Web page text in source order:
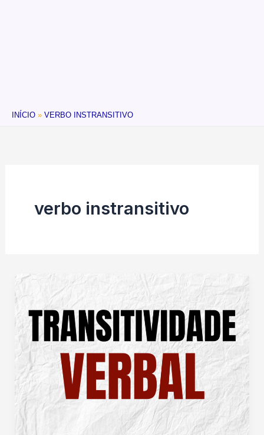
INÍCIO VERBO INSTRANSITIVO
verbo instransitivo